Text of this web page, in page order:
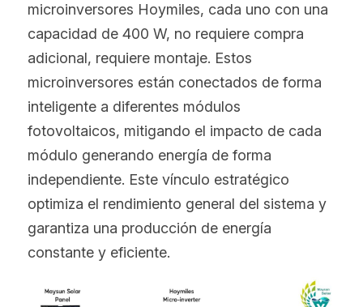
microinversores Hoymiles, cada uno con una
capacidad de 400 W, no requiere compra
adicional, requiere montaje. Estos
microinversores están conectados de forma
inteligente a diferentes módulos
fotovoltaicos, mitigando el impacto de cada
módulo generando energía de forma
independiente. Este vínculo estratégico
optimiza el rendimiento general del sistema y
garantiza una producción de energía
constante y eficiente.